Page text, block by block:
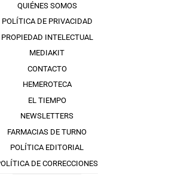
QUIÉNES SOMOS
POLÍTICA DE PRIVACIDAD
PROPIEDAD INTELECTUAL
MEDIAKIT
CONTACTO
HEMEROTECA
EL TIEMPO
NEWSLETTERS
FARMACIAS DE TURNO
POLÍTICA EDITORIAL
DE CORRECCIONES